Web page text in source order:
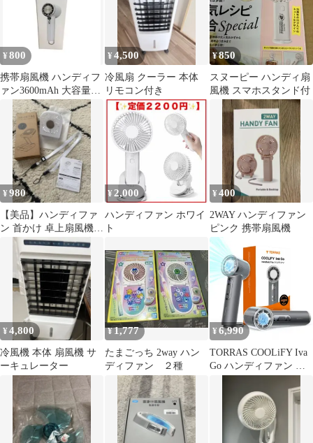
¥ 800
携帯扇風機 ハンディフ
ァン3600mAh 大容量
(ホワイト)
¥4,500
冷風扇 クーラー 本体
リモコン付き
¥850
スヌーピー ハンディ扇
風機 スマホスタンド付
¥980
【美品】ハンディファ
ン 首かけ 卓上扇風機／
ホワイト
¥2,000
ハンディファン ホワイ
ト
¥400
2WAY ハンディファン
ピンク 携帯扇風機
¥4,800
冷風機 本体 扇風機 サ
ーキュレーター
¥1,777
たまごっち 2way ハン
ディファン ２種
¥ 6,990
TORRAS COOLiFY Iva
Go ハンディファン 冷
【16500RPM強風・100
段階調整】携帯扇風機
4900mAh 最大21時間
USB-C充電 軽量192g 卓